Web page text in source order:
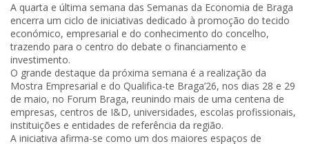
A quarta e última semana das Semanas da Economia de Braga
encerra um ciclo de iniciativas dedicado à promoção do tecido
económico, empresarial e do conhecimento do concelho,
trazendo para o centro do debate o financiamento e
investimento.
O grande destaque da próxima semana é a realização da
Mostra Empresarial e do Qualifica-te Braga’26, nos dias 28 e 29
de maio, no Forum Braga, reunindo mais de uma centena de
empresas, centros de I&D, universidades, escolas profissionais,
instituições e entidades de referência da região.
A iniciativa afirma-se como um dos maiores espaços de